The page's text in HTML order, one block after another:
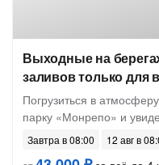
Выходные на
заливов только для
Погрузиться в
парку «Монрепо» и
Завтра в 08:00
12 авг в